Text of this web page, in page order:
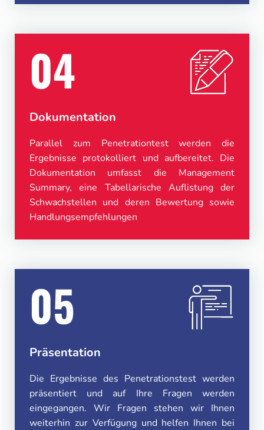
04
Dokumentation
Parallel zum Penetrationtest werden die
Ergebnisse protokolliert und aufbereitet. Die
Dokumentation umfasst die Management
Summary, eine Tabellarische Auflistung der
Schwachstellen und deren Bewertung sowie
Handlungsempfehlungen
05
Präsentation
Die Ergebnisse des Penetrationstest werden
präsentiert und auf Ihre Fragen werden
eingegangen. Wir Fragen stehen wir Ihnen
weiterhin zur Verfügung und helfen Ihnen bei